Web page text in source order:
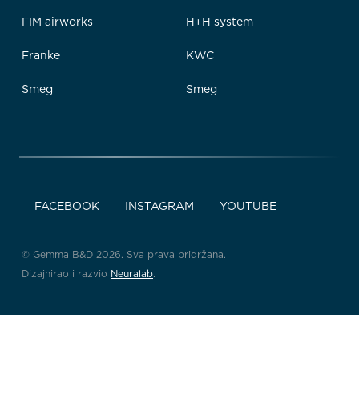
FIM airworks
Franke
Smeg
H+H system
KWC
Smeg
FACEBOOK INSTAGRAM YOUTUBE
© Gemma B&D 2026. Sva prava pridržana.
Dizajnirao i razvio Neuralab.